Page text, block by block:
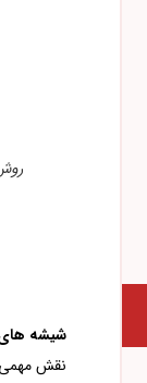
شیشه‌
نقش مهمی